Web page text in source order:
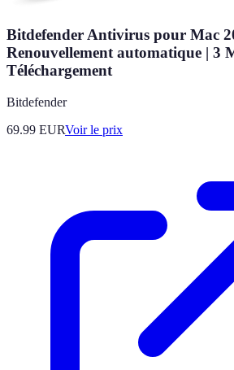
Bitdefender Antivirus pour Mac
Renouvellement automatique | 3
Téléchargement
Bitdefender
69.99 EURVoir le prix